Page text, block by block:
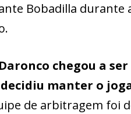
Bobadilla durante
chegou a
manter o
de arbitragem foi